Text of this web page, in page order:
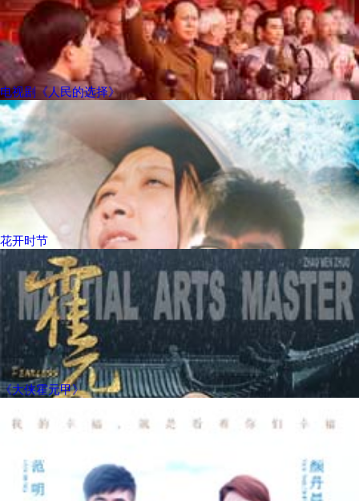
电视剧《人民的选择》
花开时节
《大侠霍元甲》